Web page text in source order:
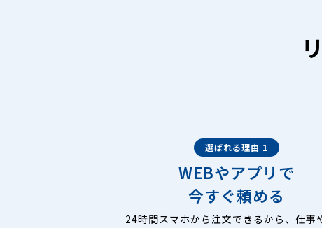
選ばれる理由 1
WEBやアプリで
今すぐ頼める
24時間スマホから注文できるから、仕事